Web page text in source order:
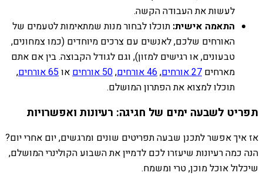
לעשות את העבודה הקשה.
התאמה אישית: תוכלו לבחור מנות שמתאימות לטעמים של
האורחים שלכם, לאנשים עם צרכים מיוחדים (כמו צמחונים,
טבעונים, או רגישים למזון), וגם לגודל הקבוצה. בין אם אתם
מארחים 27 אורחים ,46 אורחים ,50 אורחים או65 אורחים
,
תוכלו למצוא את הפתרון המושלם.
תפריט לשבעה ימים של חגיגה: רעיונות ואפשרויות
אז איך אפשר לתכנן שבעה תפריטים שונים ומרגשים, יום אחרי יום?
הנה כמה רעיונות שיעזרו לכם לדמיין את השבוע הקולינרי המושלם,
שיכלול אוכל מוכן, טרי ומשמח.